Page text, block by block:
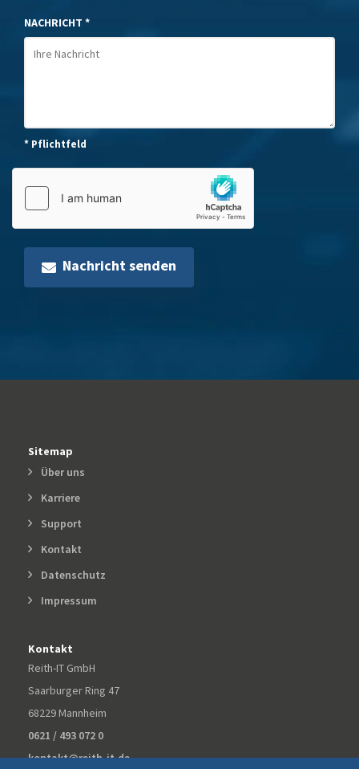
NACHRICHT *
* Pflichtfeld
Nachricht senden
Sitemap
Über uns
Karriere
Support
Kontakt
Datenschutz
Impressum
Kontakt
Reith-IT GmbH
Saarburger Ring 47
68229 Mannheim
0621 / 493 072 0
kontakt@reith-it.de